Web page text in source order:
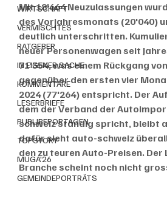
WIRTSCHAFT
VERMISCHTES
RATGEBER
IN EIGENER SACHE
KOMMENTARE
LESERBRIEFE
PUBLIREPORTAGEN
TOPSTORY
MUGA'26
GEMEINDEPORTRÄTS
Mit 18'664 Neuzulassungen
des Vorjahresmonats (20'040)
deutlich unterschritten.
neuer Personenwagen seit
71'354, was einem Rückgang
gegenüber den ersten vier
2024 (77'264) entspricht. Der
dem der Verband der
schweiz ständig spricht, bleibt
dafür sieht auto-schweiz
den zu teuren Auto-Preisen.
Branche scheint noch nicht